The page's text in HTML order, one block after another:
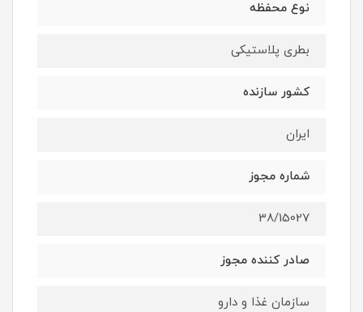
نوع محفظه
بطری پلاستیکی
کشور سازنده
ایران
شماره مجوز
38/15027
صادر کننده مجوز
سازمان غذا و دارو